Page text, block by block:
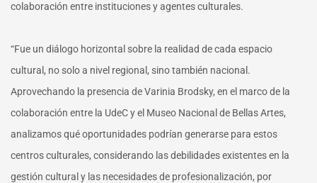
colaboración entre instituciones y agentes culturales.
“Fue un diálogo horizontal sobre la realidad de cada espacio
cultural, no solo a nivel regional, sino también nacional.
Aprovechando la presencia de Varinia Brodsky, en el marco de la
colaboración entre la UdeC y el Museo Nacional de Bellas Artes,
analizamos qué oportunidades podrían generarse para estos
centros culturales, considerando las debilidades existentes en la
gestión cultural y las necesidades de profesionalización, por